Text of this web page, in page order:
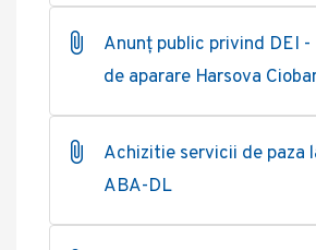
Anunț public privind DEI
de aparare Harsova
Achizitie servicii de paza
ABA-DL